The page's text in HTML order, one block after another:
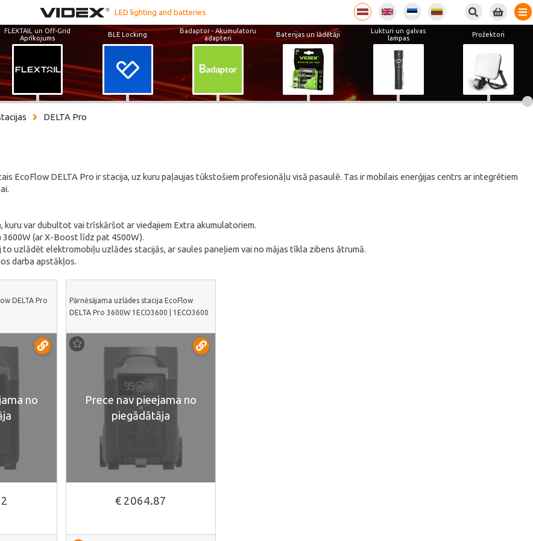
LED lighting and batteries
FLEXTAIL un Off-Grid
Aprīkojums
BLE Locking
Badaptor - Akumulatoru
adapteri
Baterijas un lādētāji
Lukturi un galvas
lampas
Prožektori
DELTA Pro
EcoFlow DELTA Pro ir stacija, uz kuru paļaujas tūkstošiem profesionāļu visā pasaulē. Tas ir mobilais enerģijas centrs ar integrētiem
kuru var dubultot vai trīskāršot ar viedajiem Extra akumulatoriem.
3600W (ar X-Boost līdz pat 4500W).
uzlādēt elektromobiļu uzlādes stacijās, ar saules paneļiem vai no mājas tīkla zibens ātrumā.
darba apstākļos.
DELTA Pro
no
Pārnēsājama uzlādes stacija EcoFlow
DELTA Pro 3600W 1ECO3600 | 1ECO3600
Prece nav pieejama no
piegādātāja
€ 2064.87